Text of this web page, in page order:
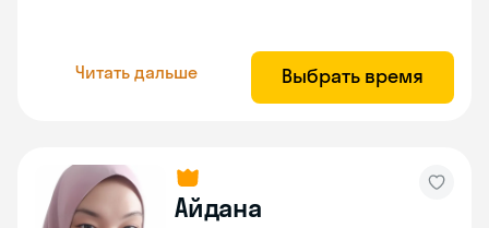
Читать дальше Выбрать время
Айдана